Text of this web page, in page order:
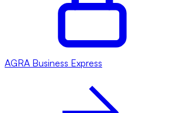
AGRA Business Express